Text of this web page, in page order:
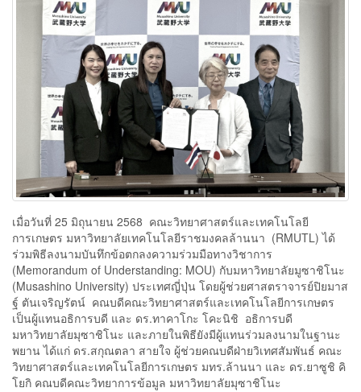
เมื่อวันที่ 25 มิถุนายน 2568 คณะวิทยาศาสตร์และเทคโนโลยี
การเกษตร มหาวิทยาลัยเทคโนโลยีราชมงคลล้านนา (RMUTL) ได้
ร่วมพิธีลงนามบันทึกข้อตกลงความร่วมมือทางวิชาการ
(Memorandum of Understanding: MOU) กับมหาวิทยาลัยมูซาชิโนะ
(Musashino University) ประเทศญี่ปุ่น โดยผู้ช่วยศาสตราจารย์ปิยมาส
ฐ์ ตันเจริญรัตน์ คณบดีคณะวิทยาศาสตร์และเทคโนโลยีการเกษตร
เป็นผู้แทนอธิการบดี และ ดร.ทาคาโกะ โคะนิชิ อธิการบดี
มหาวิทยาลัยมุซาชิโนะ และภายในพิธียังมีผู้แทนร่วมลงนามในฐานะ
พยาน ได้แก่ ดร.สกุณตลา สายใจ ผู้ช่วยคณบดีฝ่ายวิเทศสัมพันธ์ คณะ
วิทยาศาสตร์และเทคโนโลยีการเกษตร มทร.ล้านนา และ ดร.ยาซูชิ คิ
โยกิ คณบดีคณะวิทยาการข้อมูล มหาวิทยาลัยมุซาชิโนะ